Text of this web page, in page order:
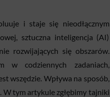
i staje się nieodłącznym
sztuczna inteligencja (AI)
rozwijających się obszarów.
w codziennych zadaniach,
wszędzie. Wpływa na sposób,
W tym artykule zgłębimy tajniki